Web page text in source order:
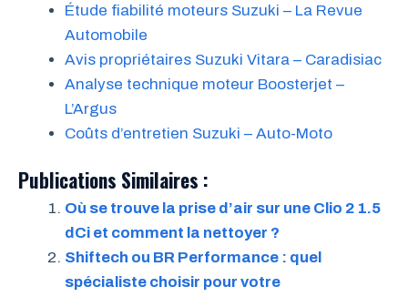
Étude fiabilité moteurs Suzuki – La Revue
Automobile
Avis propriétaires Suzuki Vitara – Caradisiac
Analyse technique moteur Boosterjet –
L’Argus
Coûts d’entretien Suzuki – Auto-Moto
Publications Similaires :
Où se trouve la prise d’air sur une Clio 2 1.5
dCi et comment la nettoyer ?
Shiftech ou BR Performance : quel
spécialiste choisir pour votre